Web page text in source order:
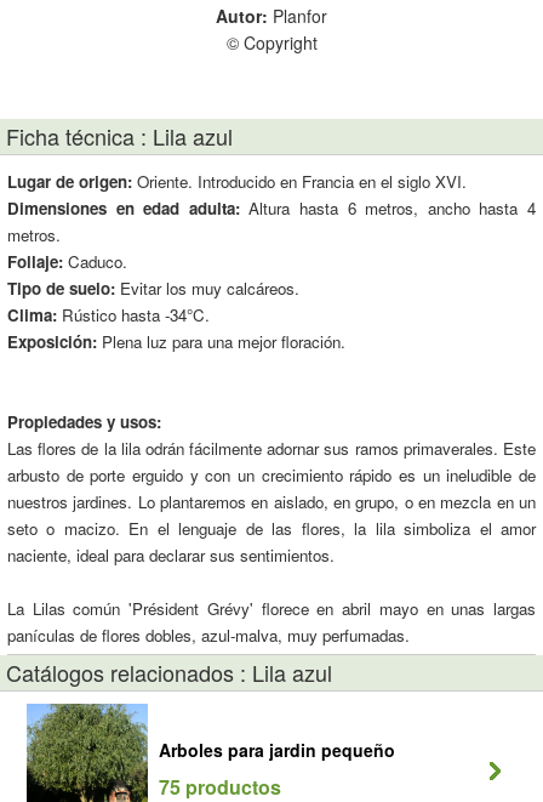
Autor: Planfor
© Copyright
Ficha técnica : Lila azul
Lugar de origen: Oriente. Introducido en Francia en el siglo XVI.
Dimensiones en edad adulta:Altura hasta 6 metros, ancho hasta 4
metros.
Follaje: Caduco.
Tipo de suelo: Evitar los muy calcáreos.
Clima: Rústico hasta -34°C.
Exposición: Plena luz para una mejor floración.
Propiedades y usos:
Las flores de la lila odrán fácilmente adornar sus ramos primaverales. Este
arbusto de porte erguido y con un crecimiento rápido es un ineludible de
nuestros jardines. Lo plantaremos en aislado, en grupo, o en mezcla en un
seto o macizo. En el lenguaje de las flores, la lila simboliza el amor
naciente, ideal para declarar sus sentimientos.
La Lilas común 'Président Grévy' florece en abril mayo en unas largas
panículas de flores dobles, azul-malva, muy perfumadas.
Catálogos relacionados : Lila azul
Arboles para jardin pequeño
75 productos